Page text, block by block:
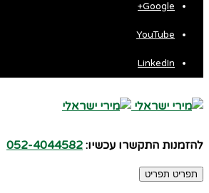
Google+
YouTube
LinkedIn
להזמנות התקשרו עכשיו: 052-4044582
תפריט תפריט